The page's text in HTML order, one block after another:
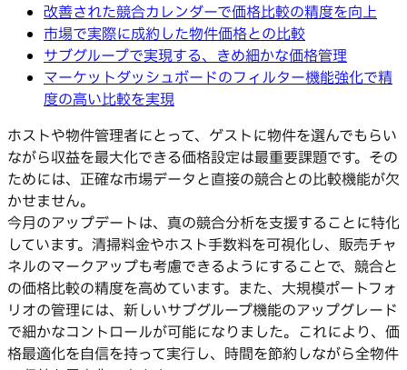
改善された競合カレンダーで価格比較の精度を向上
市場で実際に成約した物件価格との比較
サブグループで実現する、きめ細かな価格管理
マーケットダッシュボードのフィルター機能強化で精
度の高い比較を実現
ホストや物件管理者にとって、ゲストに物件を選んでもらい
ながら収益を最大化できる価格設定は最重要課題です。その
ためには、正確な市場データと直接の競合との比較機能が欠
かせません。
今月のアップデートは、真の競合分析を支援することに特化
しています。清掃料金やホスト手数料を可視化し、販売チャ
ネルのマークアップも考慮できるようにすることで、競合と
の価格比較の精度を高めています。また、大規模ポートフォ
リオの管理には、新しいサブグループ機能のアップグレード
で細かなコントロールが可能になりました。これにより、価
格最適化を自信を持って実行し、時間を節約しながら全物件